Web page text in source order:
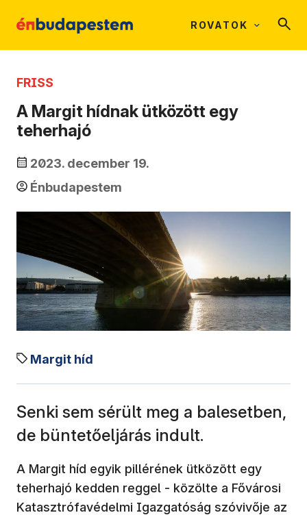
ROVATOK
FRISS
A Margit hídnak ütközött egy
teherhajó
2023. december 19.
Énbudapestem
Margit híd
Senki sem sérült meg a balesetben,
de büntetőeljárás indult.
A Margit híd egyik pillérének ütközött egy
teherhajó kedden reggel - közölte a Fővárosi
Katasztrófavédelmi Igazgatóság szóvivője az